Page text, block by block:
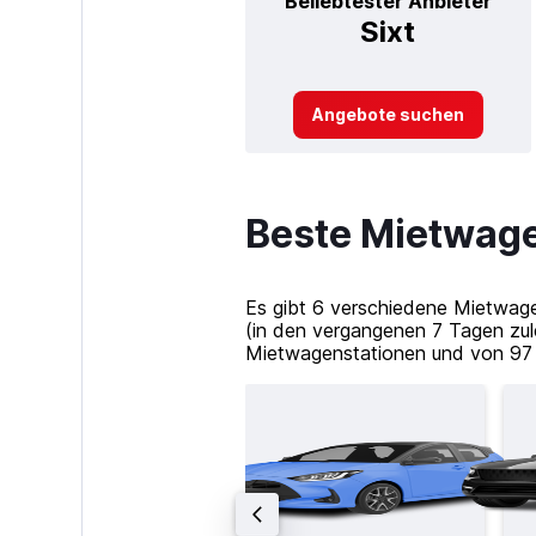
Sixt
Angebote suchen
Beste
Es gibt 6 verschiedene
(in den vergangenen 7 Tagen
Mietwagenstationen und von